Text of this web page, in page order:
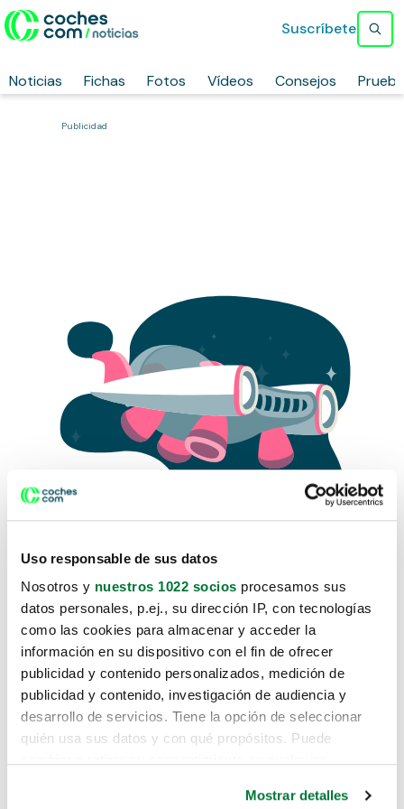
Uso responsable de sus datos
Nosotros y nuestros 1022 socios procesamos sus
datos personales, p.ej., su dirección IP, con tecnologías
como las cookies para almacenar y acceder la
información en su dispositivo con el fin de ofrecer
publicidad y contenido personalizados, medición de
publicidad y contenido, investigación de audiencia y
desarrollo de servicios. Tiene la opción de seleccionar
quién usa sus datos y con qué propósitos. Puede
Mostrar detalles
Noticias Fichas Fotos Vídeos Consejos
Suscríbete
Publicidad
Lo sentimos, no sabemos como
te hemos traido hasta aquí.
Pero puedes encontrar el coche que estás
buscando en alguno de estos enlaces: